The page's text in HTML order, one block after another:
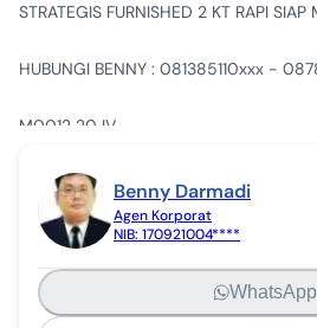
ID Iklan apr2184475
STRATEGIS FURNISHED 2 KT RAPI SIAP
HUBUNGI BENNY : 081385110xxx -
M0012 20 IV
Benny Darmadi
Agen Korporat
NIB: 170921004****
WhatsApp